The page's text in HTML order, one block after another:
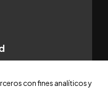
con fines analíticos y